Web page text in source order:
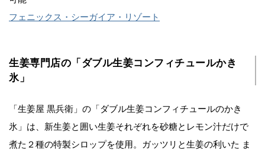
フェニックス・シーガイア・リゾート
生姜専門店の「ダブル生姜コンフィチュールかき
氷」
「生姜屋 黒兵衛」の「ダブル生姜コンフィチュールのかき
氷」は、新生姜と囲い生姜それぞれを砂糖とレモン汁だけで
煮た２種の特製シロップを使用。ガッツリと生姜の利いた ま